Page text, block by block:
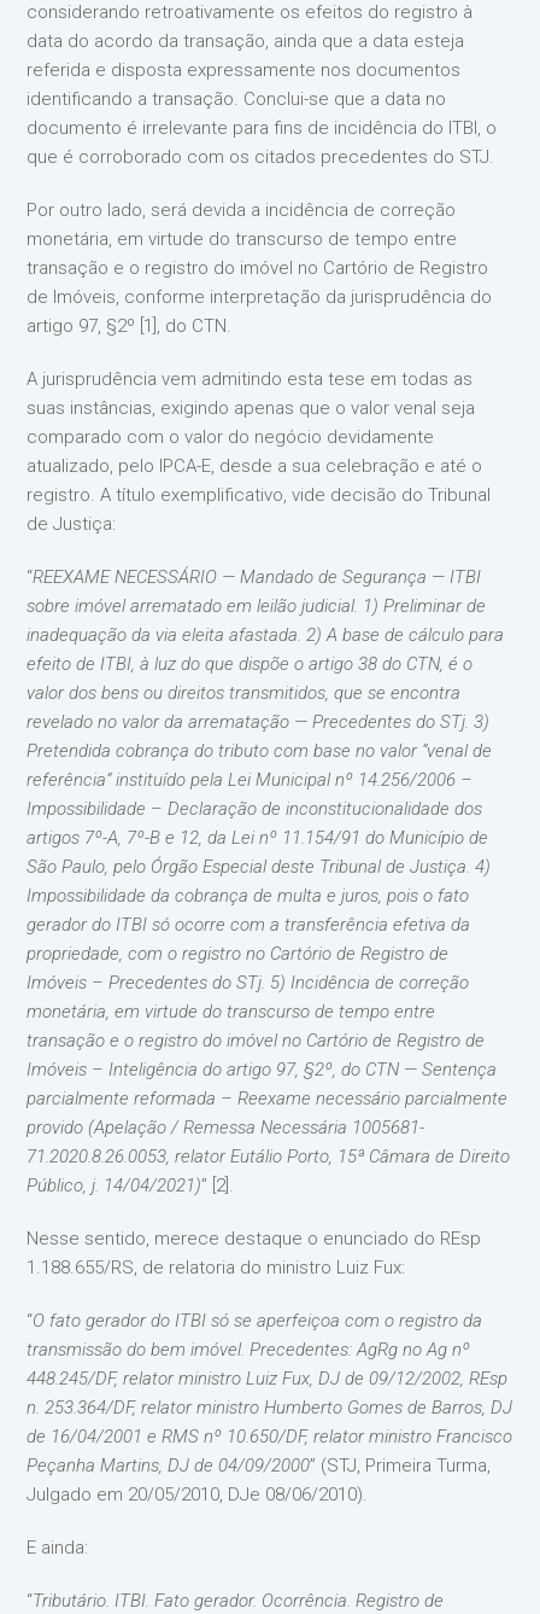
considerando retroativamente os efeitos do registro à
data do acordo da transação, ainda que a data esteja
referida e disposta expressamente nos documentos
identificando a transação. Conclui-se que a data no
documento é irrelevante para fins de incidência do ITBI, o
que é corroborado com os citados precedentes do STJ.
Por outro lado, será devida a incidência de correção
monetária, em virtude do transcurso de tempo entre
transação e o registro do imóvel no Cartório de Registro
de Imóveis, conforme interpretação da jurisprudência do
artigo 97, §2º [1], do CTN.
A jurisprudência vem admitindo esta tese em todas as
suas instâncias, exigindo apenas que o valor venal seja
comparado com o valor do negócio devidamente
atualizado, pelo IPCA-E, desde a sua celebração e até o
registro. A título exemplificativo, vide decisão do Tribunal
de Justiça:
“REEXAME NECESSÁRIO — Mandado de Segurança — ITBI
sobre imóvel arrematado em leilão judicial. 1) Preliminar de
inadequação da via eleita afastada. 2) A base de cálculo para
efeito de ITBI, à luz do que dispõe o artigo 38 do CTN, é o
valor dos bens ou direitos transmitidos, que se encontra
revelado no valor da arrematação — Precedentes do STj. 3)
Pretendida cobrança do tributo com base no valor “venal de
referência” instituído pela Lei Municipal nº 14.256/2006 –
Impossibilidade – Declaração de inconstitucionalidade dos
artigos 7º-A, 7º-B e 12, da Lei nº 11.154/91 do Município de
São Paulo, pelo Órgão Especial deste Tribunal de Justiça. 4)
Impossibilidade da cobrança de multa e juros, pois o fato
gerador do ITBI só ocorre com a transferência efetiva da
propriedade, com o registro no Cartório de Registro de
Imóveis – Precedentes do STj. 5) Incidência de correção
monetária, em virtude do transcurso de tempo entre
transação e o registro do imóvel no Cartório de Registro de
Imóveis – Inteligência do artigo 97, §2º, do CTN — Sentença
parcialmente reformada – Reexame necessário parcialmente
provido (Apelação / Remessa Necessária 1005681-
71.2020.8.26.0053, relator Eutálio Porto, 15ª Câmara de Direito
Público, j. 14/04/2021)” [2].
Nesse sentido, merece destaque o enunciado do REsp
1.188.655/RS, de relatoria do ministro Luiz Fux:
“O fato gerador do ITBI só se aperfeiçoa com o registro da
transmissão do bem imóvel. Precedentes: AgRg no Ag nº
448.245/DF, relator ministro Luiz Fux, DJ de 09/12/2002, REsp
n. 253.364/DF, relator ministro Humberto Gomes de Barros, DJ
de 16/04/2001 e RMS nº 10.650/DF, relator ministro Francisco
Peçanha Martins, DJ de 04/09/2000” (STJ, Primeira Turma,
Julgado em 20/05/2010, DJe 08/06/2010).
E ainda:
“Tributário. ITBI. Fato gerador. Ocorrência. Registro de